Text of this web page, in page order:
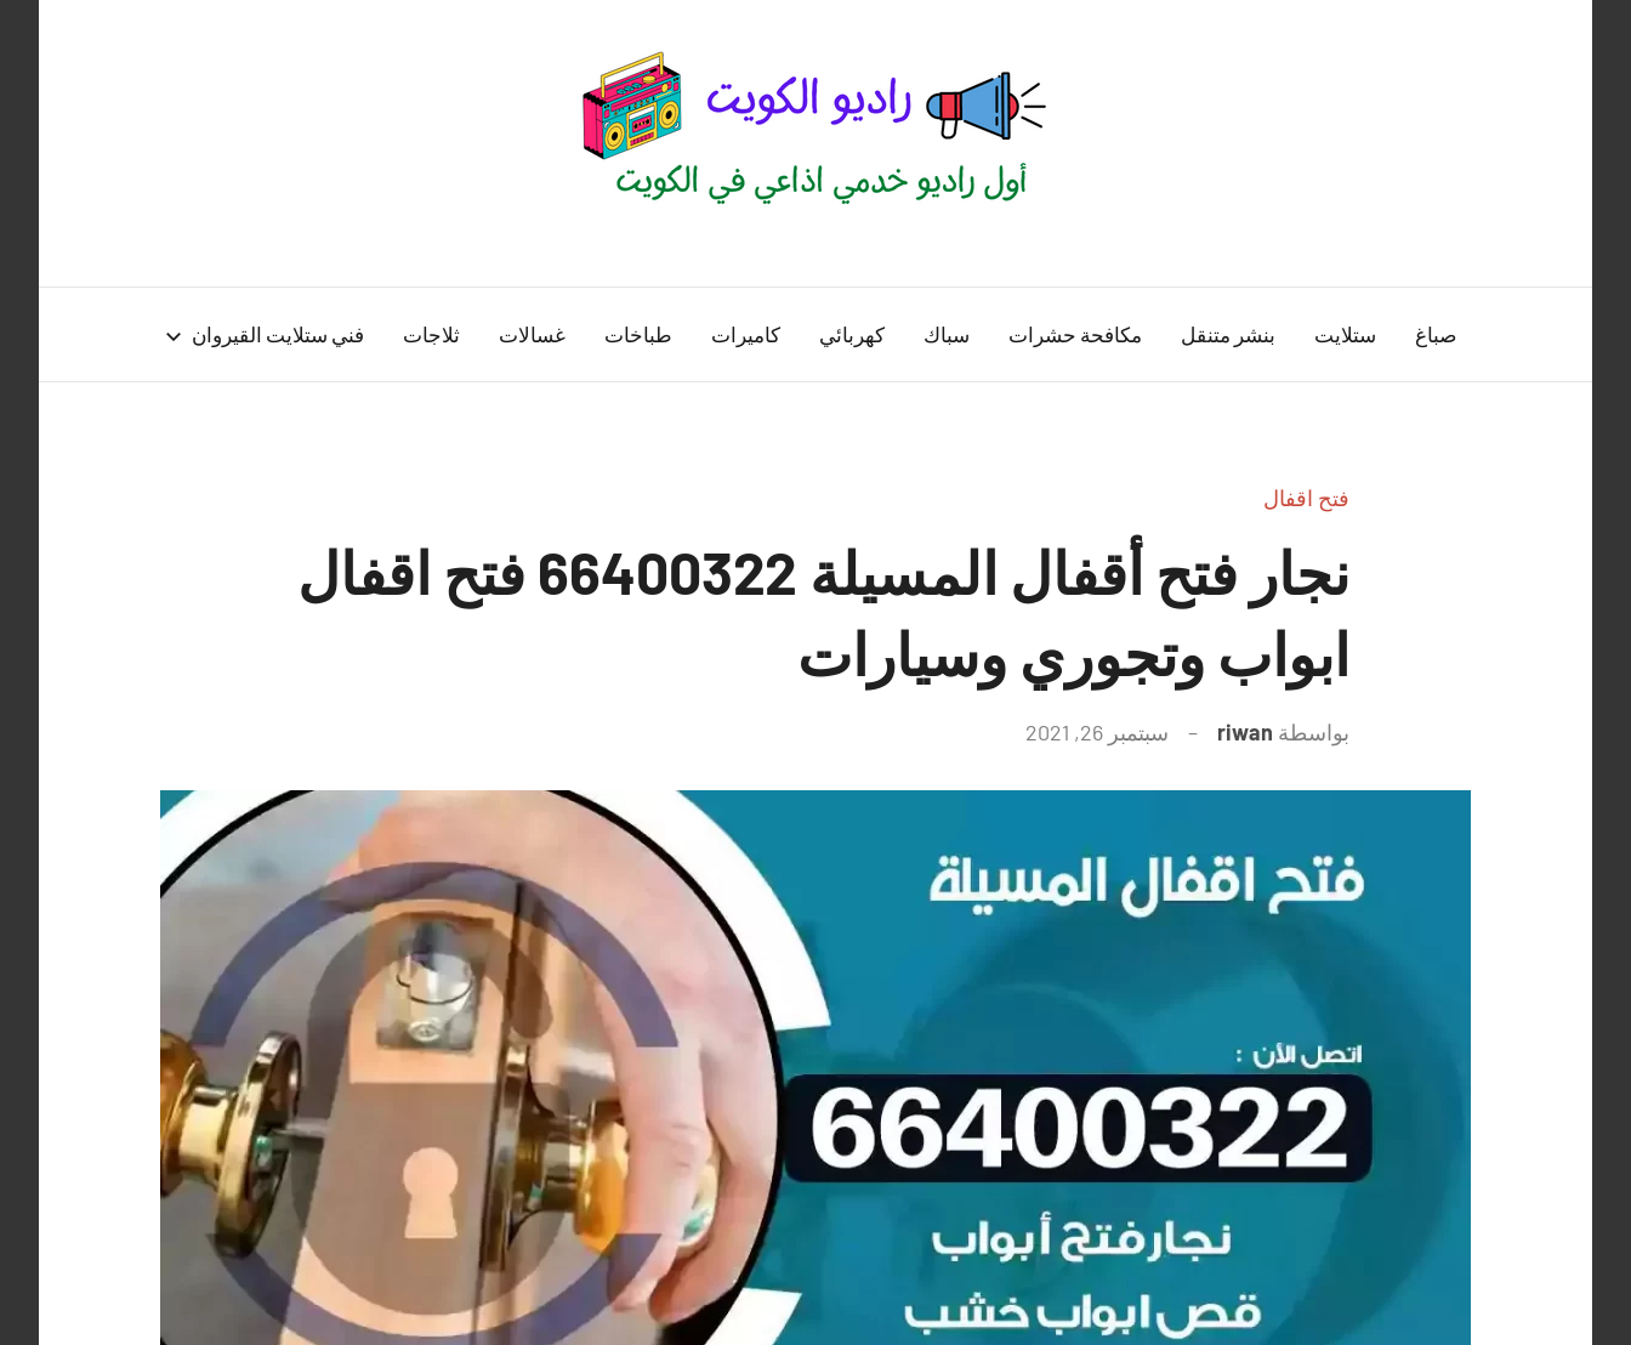
الكويت
منصة
اذاعية
صباغ ستلايت بنشر متنقل مكافحة حشرات سباك كهربائي كاميرات طباخات غسالات ثلاجات فني ستلايت القيروان
فتح اقفال
نجار فتح أقفال المسيلة 66400322 فتح اقفال
ابواب وتجوري وسيارات
بواسطة riwan سبتمبر 26, 2021